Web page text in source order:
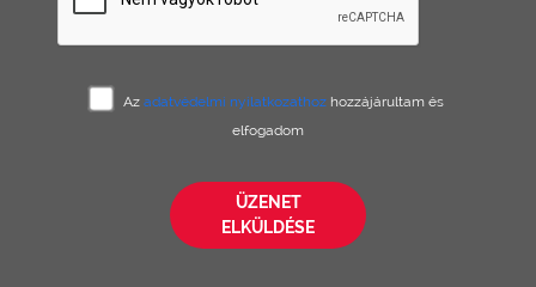
Az adatvédelmi nyilatkozathoz hozzájárultam és
elfogadom
ÜZENET
ELKÜLDÉSE